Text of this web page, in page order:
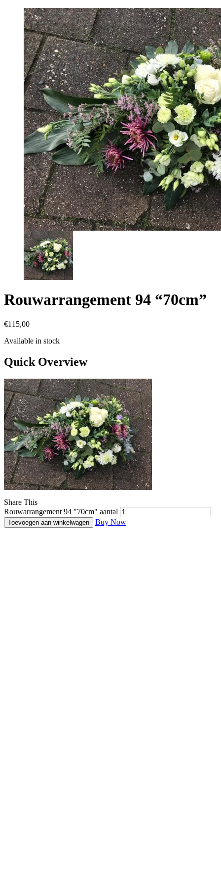
Rouwarrangement 94 “70cm”
€115,00
Available in stock
Quick Overview
Share This
Rouwarrangement 94 "70cm" aantal
Toevoegen aan winkelwagen Buy Now